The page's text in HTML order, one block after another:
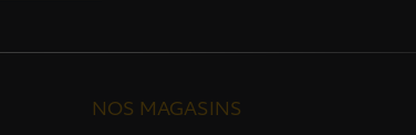
NOS MAGASINS